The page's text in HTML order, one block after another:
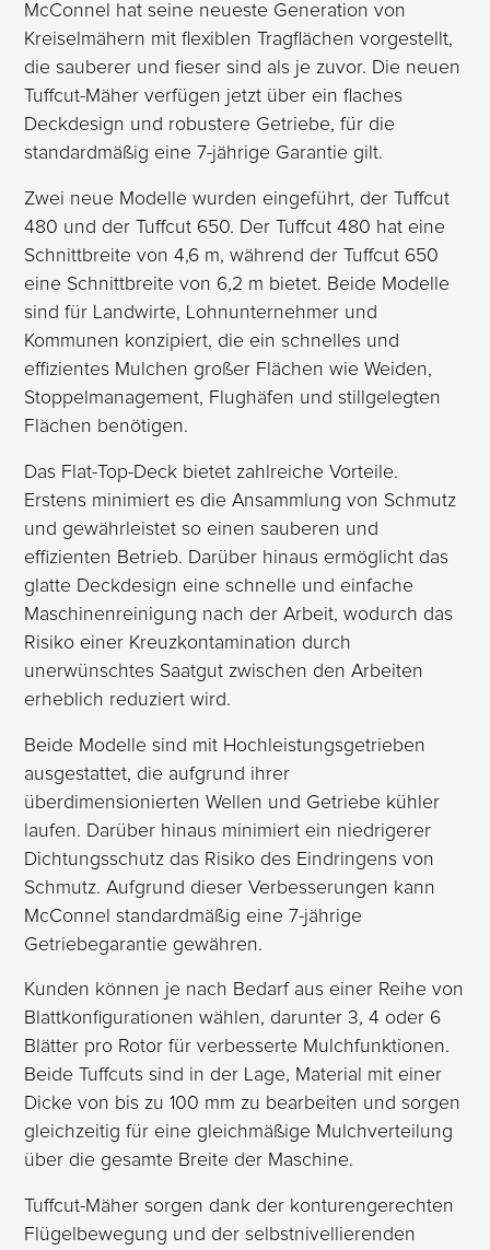
McConnel hat seine neueste Generation von
Kreiselmähern mit flexiblen Tragflächen vorgestellt,
die sauberer und fieser sind als je zuvor. Die neuen
Tuffcut-Mäher verfügen jetzt über ein flaches
Deckdesign und robustere Getriebe, für die
standardmäßig eine 7-jährige Garantie gilt.
Zwei neue Modelle wurden eingeführt, der Tuffcut
480 und der Tuffcut 650. Der Tuffcut 480 hat eine
Schnittbreite von 4,6 m, während der Tuffcut 650
eine Schnittbreite von 6,2 m bietet. Beide Modelle
sind für Landwirte, Lohnunternehmer und
Kommunen konzipiert, die ein schnelles und
effizientes Mulchen großer Flächen wie Weiden,
Stoppelmanagement, Flughäfen und stillgelegten
Flächen benötigen.
Das Flat-Top-Deck bietet zahlreiche Vorteile.
Erstens minimiert es die Ansammlung von Schmutz
und gewährleistet so einen sauberen und
effizienten Betrieb. Darüber hinaus ermöglicht das
glatte Deckdesign eine schnelle und einfache
Maschinenreinigung nach der Arbeit, wodurch das
Risiko einer Kreuzkontamination durch
unerwünschtes Saatgut zwischen den Arbeiten
erheblich reduziert wird.
Beide Modelle sind mit Hochleistungsgetrieben
ausgestattet, die aufgrund ihrer
überdimensionierten Wellen und Getriebe kühler
laufen. Darüber hinaus minimiert ein niedrigerer
Dichtungsschutz das Risiko des Eindringens von
Schmutz. Aufgrund dieser Verbesserungen kann
McConnel standardmäßig eine 7-jährige
Getriebegarantie gewähren.
Kunden können je nach Bedarf aus einer Reihe von
Blattkonfigurationen wählen, darunter 3, 4 oder 6
Blätter pro Rotor für verbesserte Mulchfunktionen.
Beide Tuffcuts sind in der Lage, Material mit einer
Dicke von bis zu 100 mm zu bearbeiten und sorgen
gleichzeitig für eine gleichmäßige Mulchverteilung
über die gesamte Breite der Maschine.
Tuffcut-Mäher sorgen dank der konturengerechten
Flügelbewegung und der selbstnivellierenden